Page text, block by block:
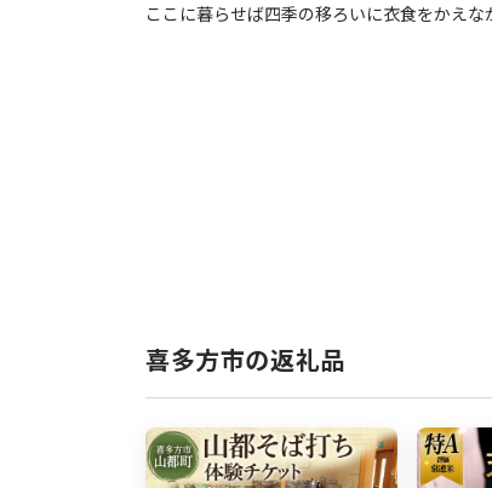
ここに暮らせば四季の移ろいに衣食をかえな
喜多方市の返礼品